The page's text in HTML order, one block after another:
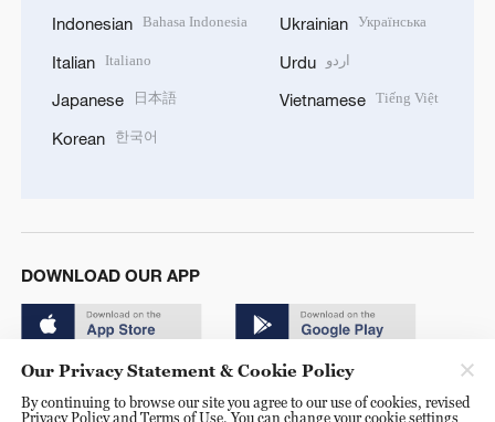
Indonesian Bahasa Indonesia
Italian Italiano
Japanese 日本語
Korean 한국어
Ukrainian Українська
Urdu اردو
Vietnamese Tiếng Việt
DOWNLOAD OUR APP
Our Privacy Statement & Cookie Policy
By continuing to browse our site you agree to our use of cookies, revised
Privacy Policy and Terms of Use. You can change your cookie settings